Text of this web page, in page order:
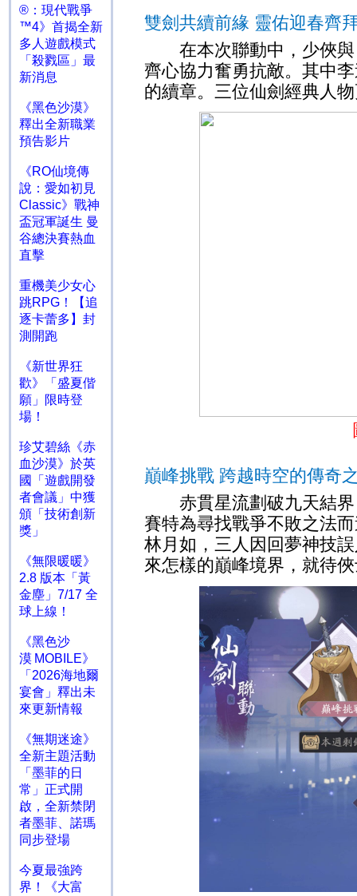
®：現代戰爭
™4》首揭全新
多人遊戲模式
「殺戮區」最
新消息
《黑色沙漠》
釋出全新職業
預告影片
《RO仙境傳
說：愛如初見
Classic》戰神
盃冠軍誕生 曼
谷總決賽熱血
直擊
重機美少女心
跳RPG！【追
逐卡蕾多】封
測開跑
《新世界狂
歡》「盛夏偕
願」限時登
場！
珍艾碧絲《赤
血沙漠》於英
國「遊戲開發
者會議」中獲
頒「技術創新
獎」
《無限暖暖》
2.8 版本「黃
金塵」7/17 全
球上線！
《黑色沙
漠 MOBILE》
「2026海地爾
宴會」釋出未
來更新情報
《無期迷途》
全新主題活動
「墨菲的日
常」正式開
啟，全新禁閉
者墨菲、諾瑪
同步登場
今夏最強跨
界！《大富
雙劍共續前緣 靈佑迎春齊
在本次聯動中，少俠與
齊心協力奮勇抗敵。其中
的續章。三位仙劍經典人
巔峰挑戰 跨越時空的傳奇
赤貫星流劃破九天結界
賽特為尋找戰爭不敗之法
林月如，三人因回夢神技
來怎樣的巔峰境界，就待